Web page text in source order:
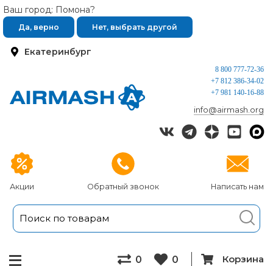
Екатеринбург
Ваш город: Помона?
Да, верно Нет, выбрать другой
Акции Обратный звонок Написать нам
8 800 777-72-36
+7 812 386-34-02
+7 981 140-16-88
info@airmash.org
0 0 Корзина